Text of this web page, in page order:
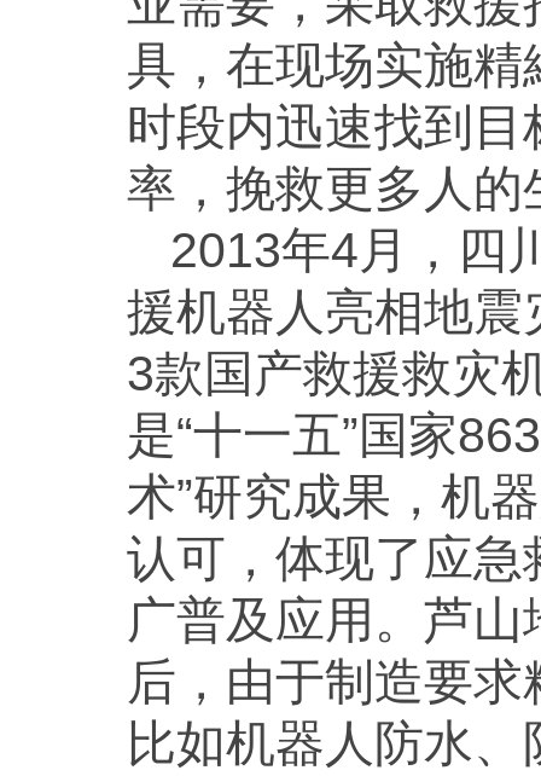
具，在现场实施
时段内迅速找到
率，挽救更多人
2013年4月，四
援机器人亮相地
3款国产救援救灾
是“十一五”国家
术”研究成果，机
认可，体现了应
广普及应用。芦山
后，由于制造要
比如机器人防水